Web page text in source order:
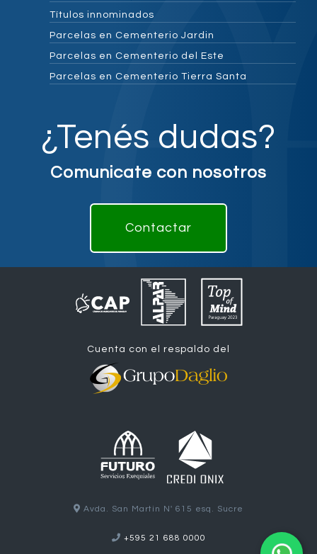
Títulos innominados
Parcelas en Cementerio Jardin
Parcelas en Cementerio del Este
Parcelas en Cementerio Tierra Santa
¿Tenés dudas?
Comunicate con nosotros
Contactar
Cuenta con el respaldo del
Avda. San Martin N' 615 esq. Sucre
+595 21 688 0000